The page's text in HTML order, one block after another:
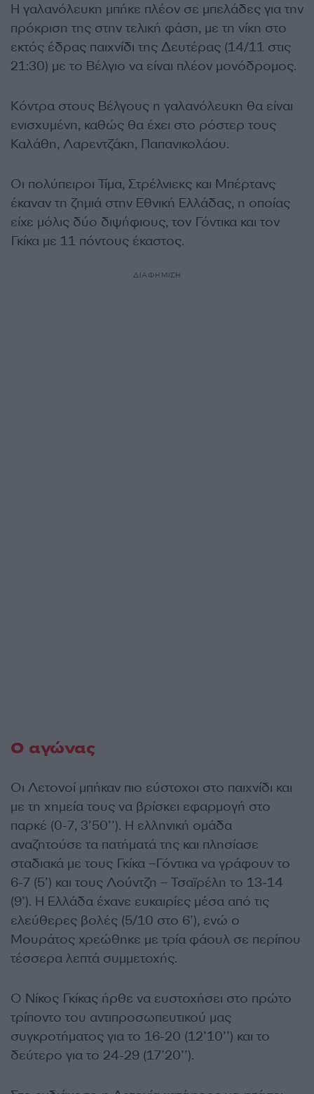
Η γαλανόλευκη μπήκε πλέον σε μπελάδες για την
πρόκριση της στην τελική φάση, με τη νίκη στο
εκτός έδρας παιχνίδι της Δευτέρας (14/11 στις
21:30) με το Βέλγιο να είναι πλέον μονόδρομος.
Κόντρα στους Βέλγους η γαλανόλευκη θα είναι
ενισχυμένη, καθώς θα έχει στο ρόστερ τους
Καλάθη, Λαρεντζάκη, Παπανικολάου.
Οι πολύπειροι Τίμα, Στρέλνιεκς και Μπέρτανς
έκαναν τη ζημιά στην Εθνική Ελλάδας, η οποίας
είχε μόλις δύο διψήφιους, τον Γόντικα και τον
Γκίκα με 11 πόντους έκαστος.
ΔΙΑΦΗΜΙΣΗ
Ο αγώνας
Οι Λετονοί μπήκαν πιο εύστοχοι στο παιχνίδι και
με τη χημεία τους να βρίσκει εφαρμογή στο
παρκέ (0-7, 3’50’’). Η ελληνική ομάδα
αναζητούσε τα πατήματά της και πλησίασε
σταδιακά με τους Γκίκα –Γόντικα να γράφουν το
6-7 (5’) και τους Λούντζη – Τσαϊρέλη το 13-14
(9’). Η Ελλάδα έχανε ευκαιρίες μέσα από τις
ελεύθερες βολές (5/10 στο 6’), ενώ ο
Μουράτος χρεώθηκε με τρία φάουλ σε περίπου
τέσσερα λεπτά συμμετοχής.
Ο Νίκος Γκίκας ήρθε να ευστοχήσει στο πρώτο
τρίποντο του αντιπροσωπευτικού μας
συγκροτήματος για το 16-20 (12’10’’) και το
δεύτερο για το 24-29 (17’20’’).